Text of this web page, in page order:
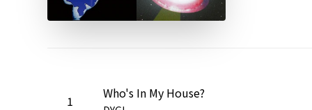
1 Who's In My House?